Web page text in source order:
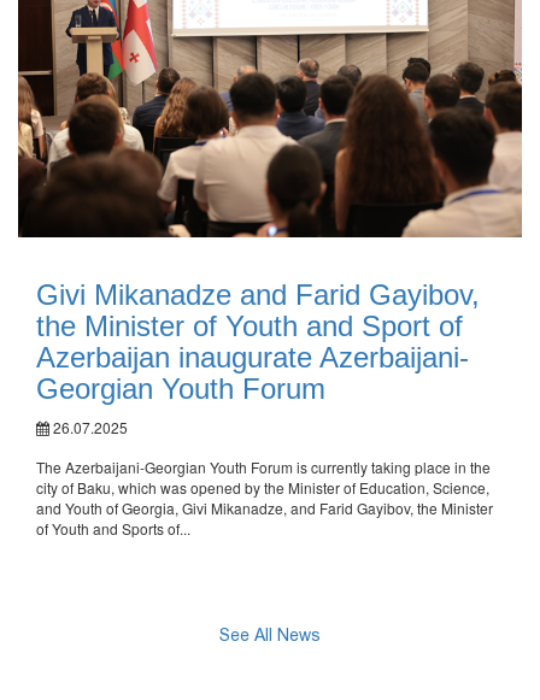
Givi Mikanadze and Farid Gayibov,
the Minister of Youth and Sport of
Azerbaijan inaugurate Azerbaijani-
Georgian Youth Forum
26.07.2025
The Azerbaijani-Georgian Youth Forum is currently taking place in the
city of Baku, which was opened by the Minister of Education, Science,
and Youth of Georgia, Givi Mikanadze, and Farid Gayibov, the Minister
of Youth and Sports of...
See All News